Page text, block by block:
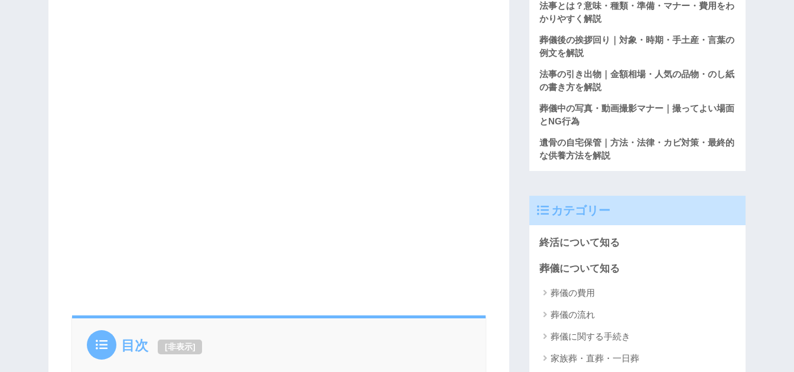
目次 [非表示]
法事とは？意味・種類・準備・マナー・費用をわ
かりやすく解説
葬儀後の挨拶回り｜対象・時期・手土産・言葉の
例文を解説
法事の引き出物｜金額相場・人気の品物・のし紙
の書き方を解説
葬儀中の写真・動画撮影マナー｜撮ってよい場面
とNG行為
遺骨の自宅保管｜方法・法律・カビ対策・最終的
な供養方法を解説
カテゴリー
終活について知る
葬儀について知る
葬儀の費用
葬儀の流れ
葬儀に関する手続き
家族葬・直葬・一日葬